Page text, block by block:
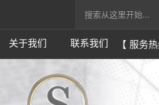
关于我们 联系我们 【 服务热